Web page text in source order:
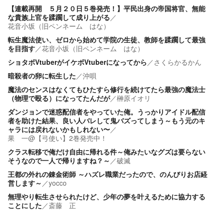
【連載再開 ５月２０日５巻発売！】平民出身の帝国将官、無能
な貴族上官を蹂躙して成り上がる／
花音小坂（旧ペンネーム はな）
転生魔法使い、ゼロから始めて学院の生徒、教師を蹂躙して最強
を目指す／花音小坂（旧ペンネーム はな）
ショタボVtuberがイケボVtuberになってから／ さくらかるかん
暗殺者の卵に転生した／沖唄
魔法のセンスはなくてもひたすら修行を続けてたら最強の魔法士
（物理で殴る）になってたんだが／榊原イオリ
ダンジョンで迷惑配信者をやっていた俺。うっかりアイドル配信
者を助けた結果、良い人バレして鬼バズってしまう～もう元のキ
ャラには戻れないかもしれない〜／
果 一@【弓使い】2巻発売中！
クラス転移で俺だけ自由に帰れる件～俺みたいなグズは要らない
そうなので一人で帰りますね？～ ／破滅
王都の外れの錬金術師 ～ハズレ職業だったので、のんびりお店経
営します～ ／yocco
無理やり転生させられたけど、少年の夢を叶えるために協力する
ことにした／斎藤 正